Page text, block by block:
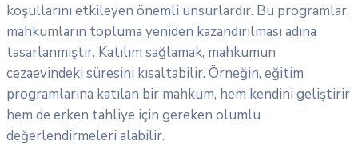
koşullarını etkileyen önemli unsurlardır. Bu programlar,
mahkumların topluma yeniden kazandırılması adına
tasarlanmıştır. Katılım sağlamak, mahkumun
cezaevindeki süresini kısaltabilir. Örneğin, eğitim
programlarına katılan bir mahkum, hem kendini geliştirir
hem de erken tahliye için gereken olumlu
değerlendirmeleri alabilir.